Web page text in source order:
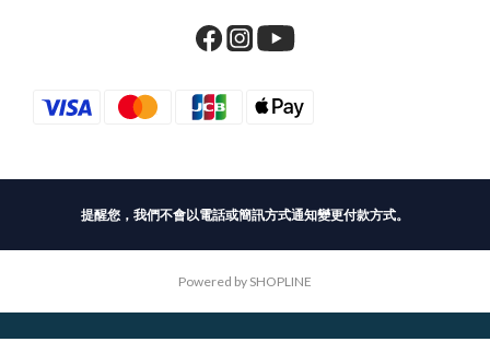
提醒您，我們不會以電話或簡訊方式通知變更付款方式。
Powered by SHOPLINE